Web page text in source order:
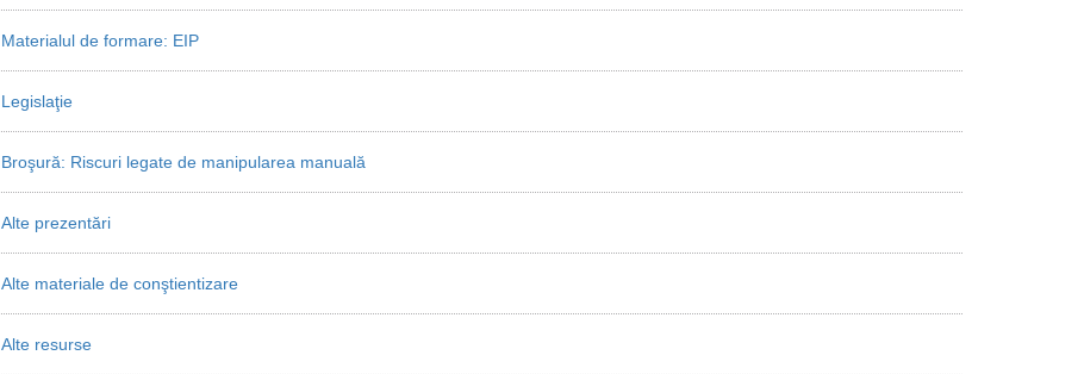
Materialul de formare: EIP
Legislaţie
Broşură: Riscuri legate de manipularea manuală
Alte prezentări
Alte materiale de conştientizare
Alte resurse